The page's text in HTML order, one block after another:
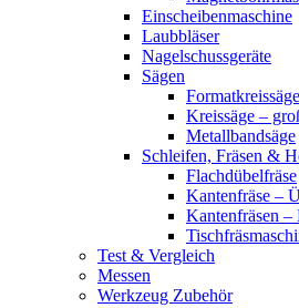
Einscheibenmaschine
Laubbläser
Nagelschussgeräte
Sägen
Kreissäge –
Metallbandsäge
Schleifen, Fräsen &
Flachdübelfräse
Kantenfräse –
Kantenfräsen –
Test & Vergleich
Messen
Werkzeug Zubehör